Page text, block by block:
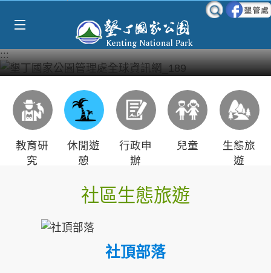
:::
教育研
究
休閒遊
憩
行政申
辦
兒童
生態旅
遊
社區生態旅遊
社頂部落